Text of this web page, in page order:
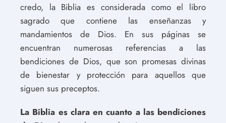
credo, la Biblia es considerada como el libro
sagrado que contiene las enseñanzas y
mandamientos de Dios. En sus páginas se
encuentran numerosas referencias a las
bendiciones de Dios, que son promesas divinas
de bienestar y protección para aquellos que
siguen sus preceptos.
La Biblia es clara en cuanto a las bendiciones